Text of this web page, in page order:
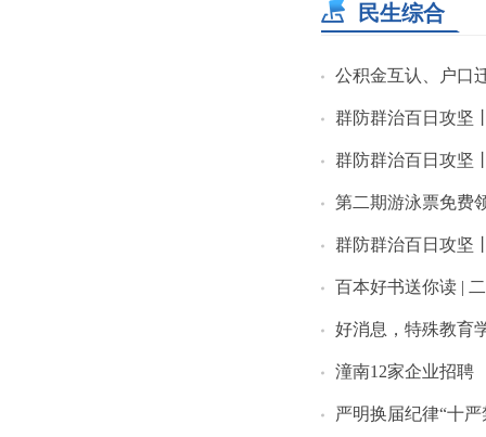
民生综合
公积金互认、户口迁移
群防群治百日攻坚丨汛期
群防群治百日攻坚丨
第二期游泳票免费
群防群治百日攻坚
百本好书送你读 |
好消息，特殊教育
潼南12家企业招聘
严明换届纪律“十严